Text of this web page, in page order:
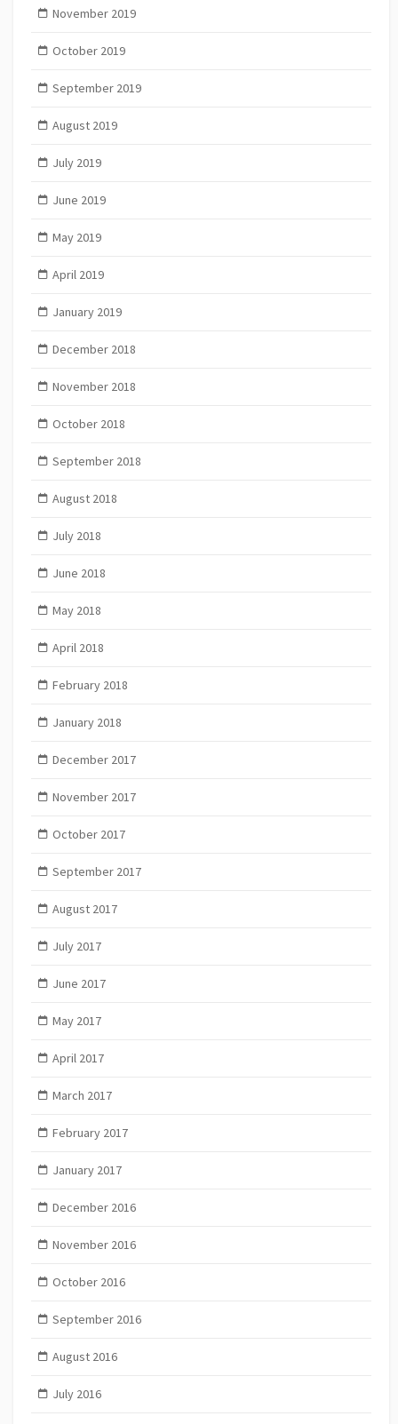
November 2019
October 2019
September 2019
August 2019
July 2019
June 2019
May 2019
April 2019
January 2019
December 2018
November 2018
October 2018
September 2018
August 2018
July 2018
June 2018
May 2018
April 2018
February 2018
January 2018
December 2017
November 2017
October 2017
September 2017
August 2017
July 2017
June 2017
May 2017
April 2017
March 2017
February 2017
January 2017
December 2016
November 2016
October 2016
September 2016
August 2016
July 2016